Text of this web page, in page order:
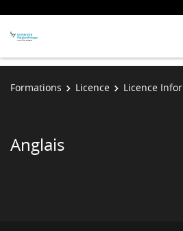
Formations Licence Licence
Anglais